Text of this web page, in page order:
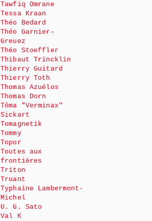
Tawfiq Omrane
Tessa Kraan
Théo Bedard
Théo Garnier-
Greuez
Théo Stoeffler
Thibaut Trincklin
Thierry Guitard
Thierry Toth
Thomas Azuélos
Thomas Dorn
Tôma "Verminax"
Sickart
Tomagnetik
Tommy
Topor
Toutes aux
frontières
Triton
Truant
Typhaine Lambermont-
Michel
U. G. Sato
Val K